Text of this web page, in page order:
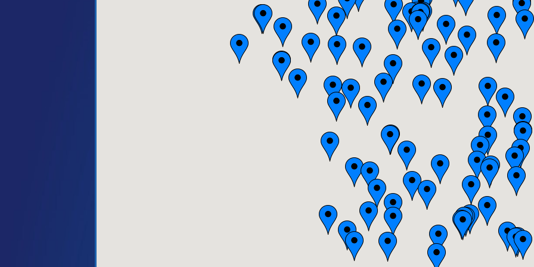
Bretagne
Centre
Champagne-Ardenne
Franche-Comté
Haute-Normandie
Ile-de-France
Languedoc-Roussillon
Limousin
Lorraine
Midi-Pyrénées
Nord-Pas-de-Calais
Pays-de-la-Loire
Picardie
Poitou-Charentes
Provence-Alpes-Côte-